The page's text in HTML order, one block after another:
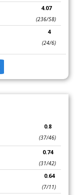
4.07
(236/58)
4
(24/6)
0.8
(37/46)
0.74
(31/42)
0.64
(7/11)